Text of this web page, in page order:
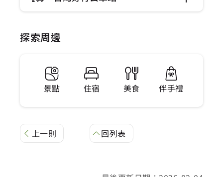
探索周邊
景點 住宿 美食 伴手禮
上一則 回列表